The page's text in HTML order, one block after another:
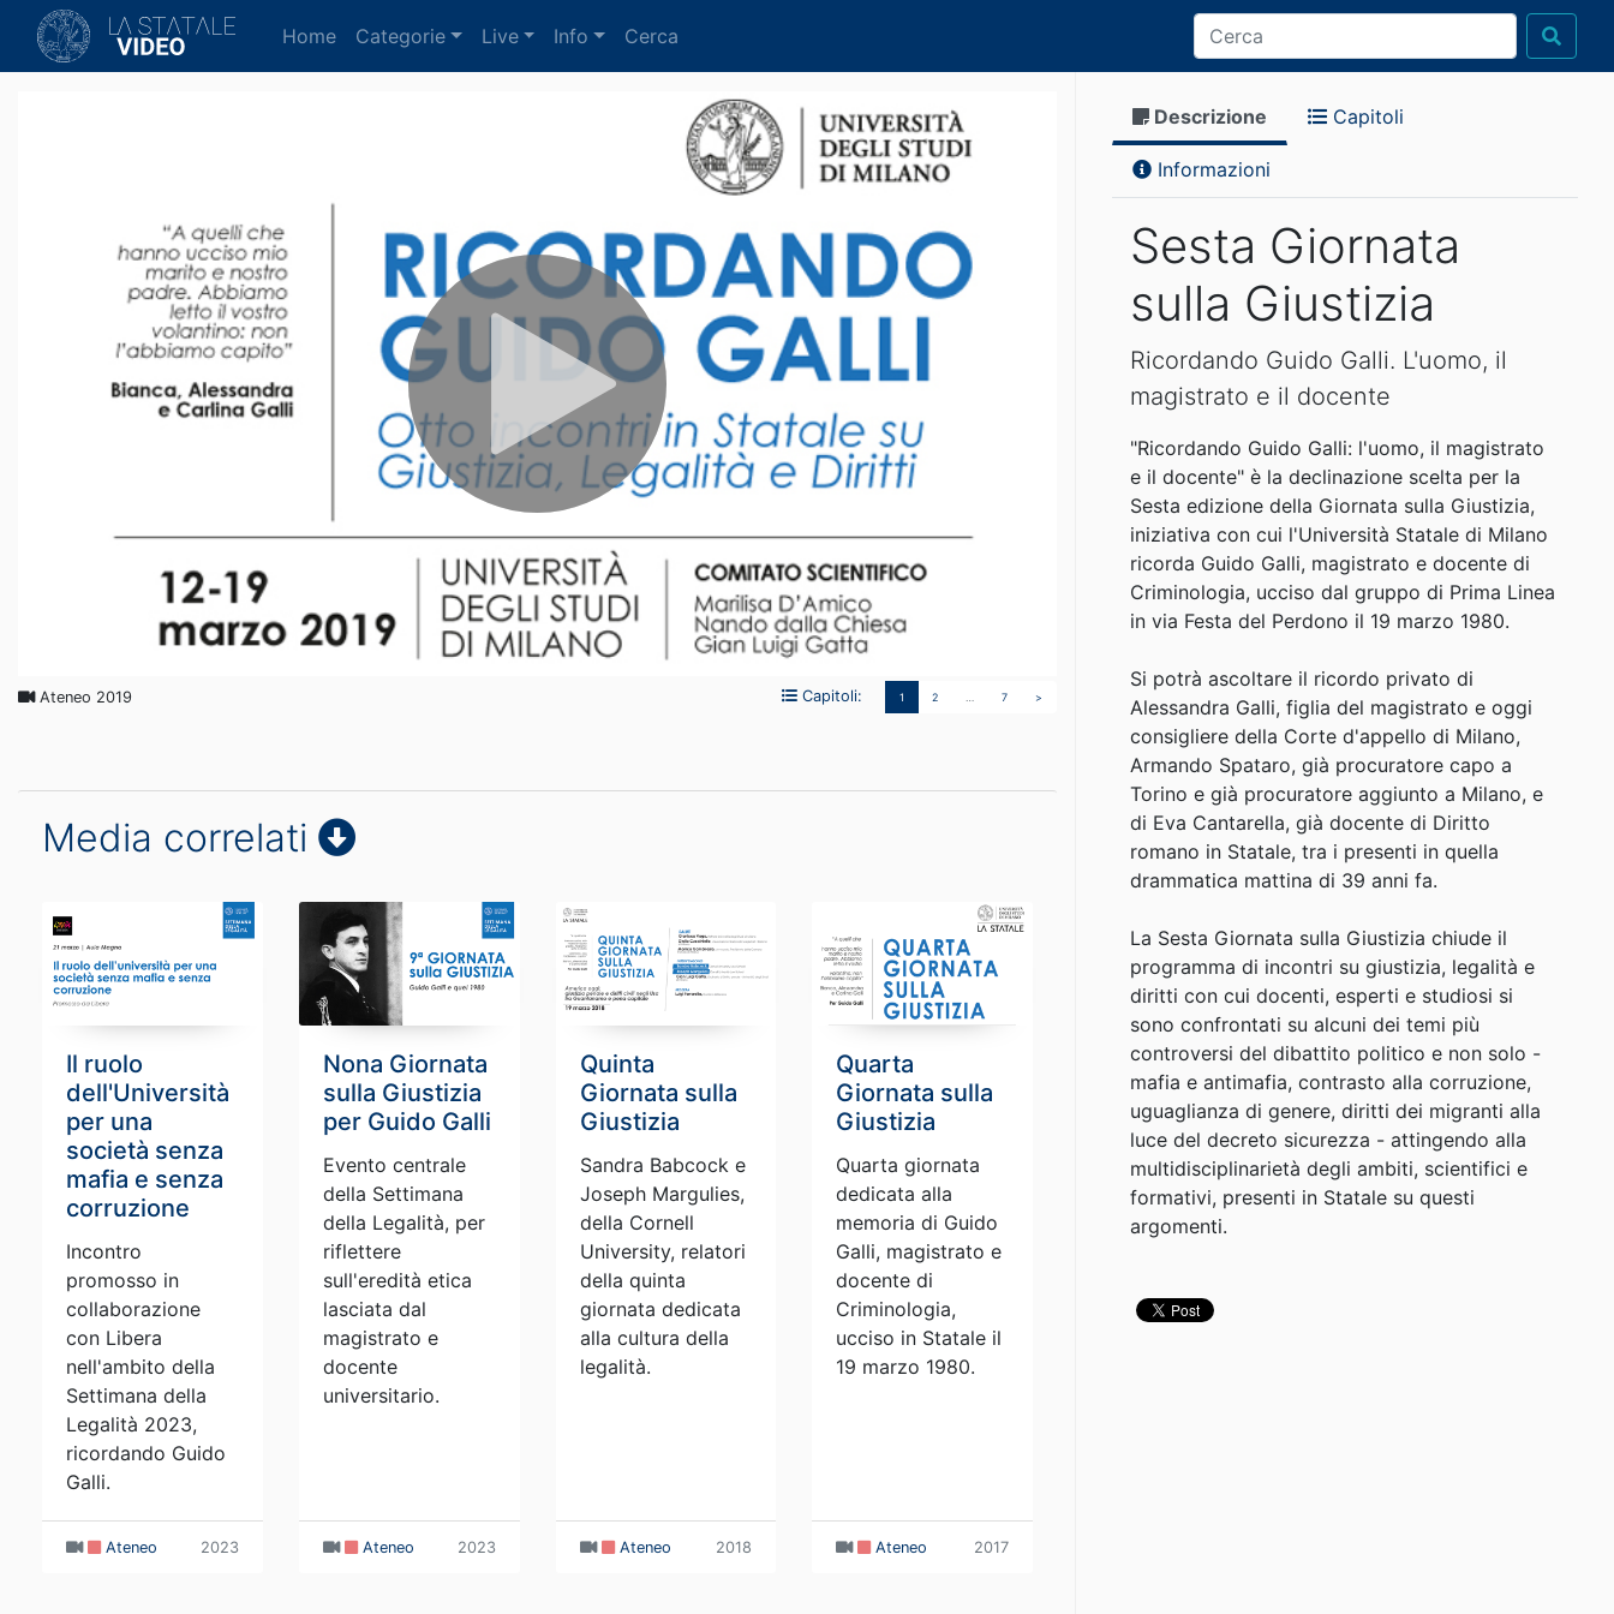
Home(current)
Categorie Live Info Cerca
Ateneo 2019 Capitoli: 1 2 7 >
Media correlati
Il ruolo
dell'Università
per una
società senza
mafia e senza
corruzione
Incontro
promosso in
collaborazione
con Libera
nell'ambito della
Settimana della
Legalità 2023,
ricordando Guido
Galli.
Ateneo 2023
Nona Giornata
sulla Giustizia
per Guido Galli
Evento centrale
della Settimana
della Legalità, per
riflettere
sull'eredità etica
lasciata dal
magistrato e
docente
universitario.
Ateneo 2023
Quinta
Giornata sulla
Giustizia
Sandra Babcock e
Joseph Margulies,
della Cornell
University, relatori
della quinta
giornata dedicata
alla cultura della
legalità.
Ateneo 2018
Quarta
Giornata sulla
Giustizia
Quarta giornata
dedicata alla
memoria di Guido
Galli, magistrato e
docente di
Criminologia,
ucciso in Statale il
19 marzo 1980.
Ateneo 2017
Descrizione Capitoli
Informazioni
Sesta Giornata
sulla Giustizia
Ricordando Guido Galli. L'uomo, il
magistrato e il docente
"Ricordando Guido Galli: l'uomo, il magistrato
e il docente" è la declinazione scelta per la
Sesta edizione della Giornata sulla Giustizia,
iniziativa con cui l'Università Statale di Milano
ricorda Guido Galli, magistrato e docente di
Criminologia, ucciso dal gruppo di Prima Linea
in via Festa del Perdono il 19 marzo 1980.
Si potrà ascoltare il ricordo privato di
Alessandra Galli, figlia del magistrato e oggi
consigliere della Corte d'appello di Milano,
Armando Spataro, già procuratore capo a
Torino e già procuratore aggiunto a Milano, e
di Eva Cantarella, già docente di Diritto
romano in Statale, tra i presenti in quella
drammatica mattina di 39 anni fa.
La Sesta Giornata sulla Giustizia chiude il
programma di incontri su giustizia, legalità e
diritti con cui docenti, esperti e studiosi si
sono confrontati su alcuni dei temi più
controversi del dibattito politico e non solo -
mafia e antimafia, contrasto alla corruzione,
uguaglianza di genere, diritti dei migranti alla
luce del decreto sicurezza - attingendo alla
multidisciplinarietà degli ambiti, scientifici e
formativi, presenti in Statale su questi
argomenti.